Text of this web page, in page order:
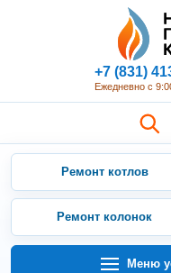
+7 (831)
Ежедневно с
Ремонт котлов
Ремонт колонок
Меню